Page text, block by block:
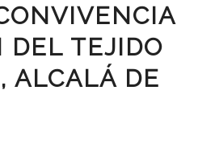
DEL TEJIDO
ALCALÁ DE